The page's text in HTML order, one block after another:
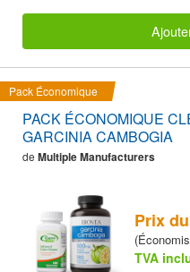
Pack Économique
PACK ÉCONOMIQUE
GARCINIA CAMBOGIA
de Multiple Manufacturers
Prix
TVA